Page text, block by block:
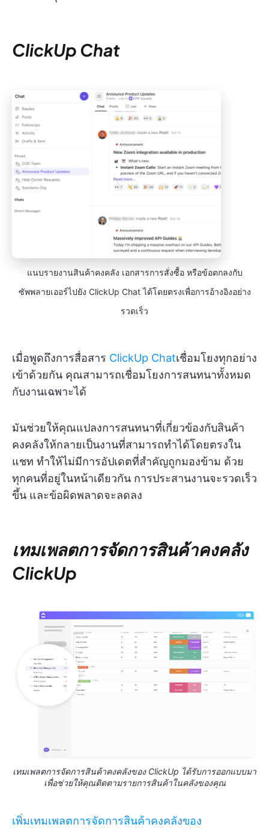
ClickUp Chat
แนบรายงานสินค้าคงคลัง เอกสารการสั่งซื้อ หรือข้อตกลงกับ
ซัพพลายเออร์ไปยัง ClickUp Chat ได้โดยตรงเพื่อการอ้างอิงอย่าง
รวดเร็ว
เมื่อพูดถึงการสื่อสาร ClickUp Chatเชื่อมโยงทุกอย่าง
เข้าด้วยกัน คุณสามารถเชื่อมโยงการสนทนาทั้งหมด
กับงานเฉพาะได้
มันช่วยให้คุณแปลงการสนทนาที่เกี่ยวข้องกับสินค้า
คงคลังให้กลายเป็นงานที่สามารถทำได้โดยตรงใน
แชท ทำให้ไม่มีการอัปเดตที่สำคัญถูกมองข้าม ด้วย
ทุกคนที่อยู่ในหน้าเดียวกัน การประสานงานจะรวดเร็ว
ขึ้น และข้อผิดพลาดจะลดลง
เทมเพลตการจัดการสินค้าคงคลัง
ClickUp
เทมเพลตการจัดการสินค้าคงคลังของ ClickUp ได้รับการออกแบบมา
เพื่อช่วยให้คุณติดตามรายการสินค้าในคลังของคุณ
เพิ่มเทมเพลตการจัดการสินค้าคงคลังของ